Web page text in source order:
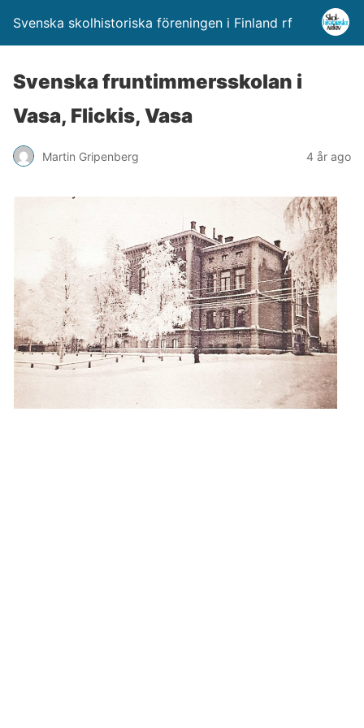
Svenska skolhistoriska föreningen i Finland rf
Svenska fruntimmersskolan i
Vasa, Flickis, Vasa
Martin Gripenberg 4 år ago